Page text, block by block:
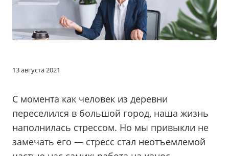
13 августа 2021
С момента как человек из деревни
переселился в большой город, наша жизнь
наполнилась стрессом. Но мы привыкли не
замечать его — стресс стал неотъемлемой